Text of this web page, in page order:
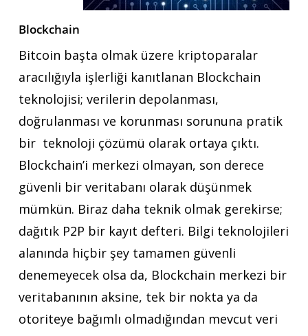
Blockchain
Bitcoin başta olmak üzere kriptoparalar
aracılığıyla işlerliği kanıtlanan Blockchain
teknolojisi; verilerin depolanması,
doğrulanması ve korunması sorununa pratik
bir teknoloji çözümü olarak ortaya çıktı.
Blockchain’i merkezi olmayan, son derece
güvenli bir veritabanı olarak düşünmek
mümkün. Biraz daha teknik olmak gerekirse;
dağıtık P2P bir kayıt defteri. Bilgi teknolojileri
alanında hiçbir şey tamamen güvenli
denemeyecek olsa da, Blockchain merkezi bir
veritabanının aksine, tek bir nokta ya da
otoriteye bağımlı olmadığından mevcut veri